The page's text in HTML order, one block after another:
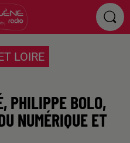
LOIRE
PHILIPPE BOLO,
NUMÉRIQUE ET